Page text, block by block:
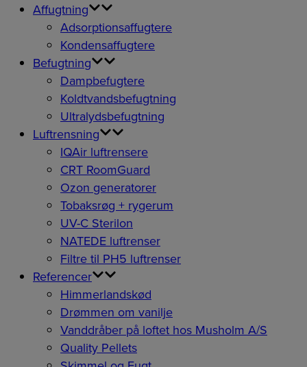
Affugtning
Adsorptionsaffugtere
Kondensaffugtere
Befugtning
Dampbefugtere
Koldtvandsbefugtning
Ultralydsbefugtning
Luftrensning
IQAir luftrensere
CRT RoomGuard
Ozon generatorer
Tobaksrøg + rygerum
UV-C Sterilon
NATEDE luftrenser
Filtre til PH5 luftrenser
Referencer
Himmerlandskød
Drømmen om vanilje
Vanddråber på loftet hos Musholm A/S
Quality Pellets